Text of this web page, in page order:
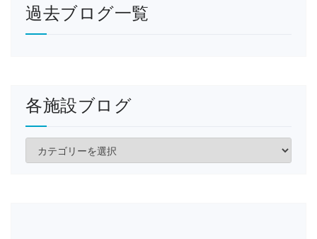
過去ブログ一覧
各施設ブログ
施